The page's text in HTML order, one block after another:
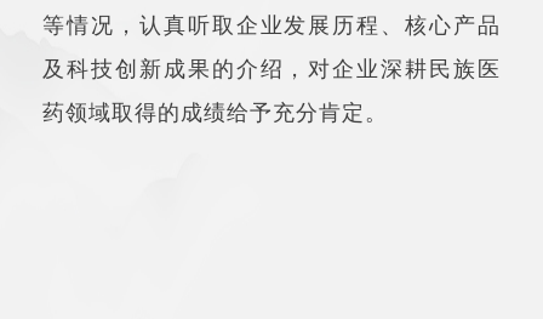
等情况，认真听取企业发展历程、核心产品
及科技创新成果的介绍，对企业深耕民族医
药领域取得的成绩给予充分肯定。